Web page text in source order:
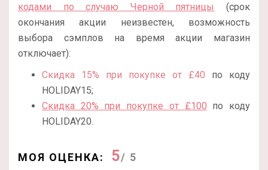
кодами по случаю Черной пятницы
(срок
окончания акции неизвестен, возможность
выбора сэмплов на время акции магазин
отключает):
Скидка 15% при покупке от £40 по коду
HOLIDAY15;
Скидка 20% при покупке от £100 по коду
HOLIDAY20.
МОЯ ОЦЕНКА: 5/ 5